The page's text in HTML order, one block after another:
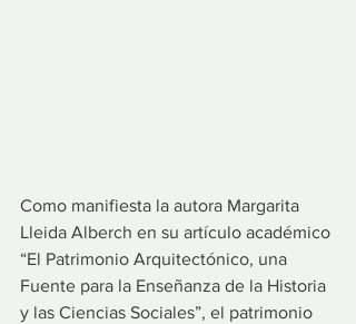
Como manifiesta la autora Margarita
Lleida Alberch en su artículo académico
“El Patrimonio Arquitectónico, una
Fuente para la Enseñanza de la Historia
y las Ciencias Sociales”, el patrimonio